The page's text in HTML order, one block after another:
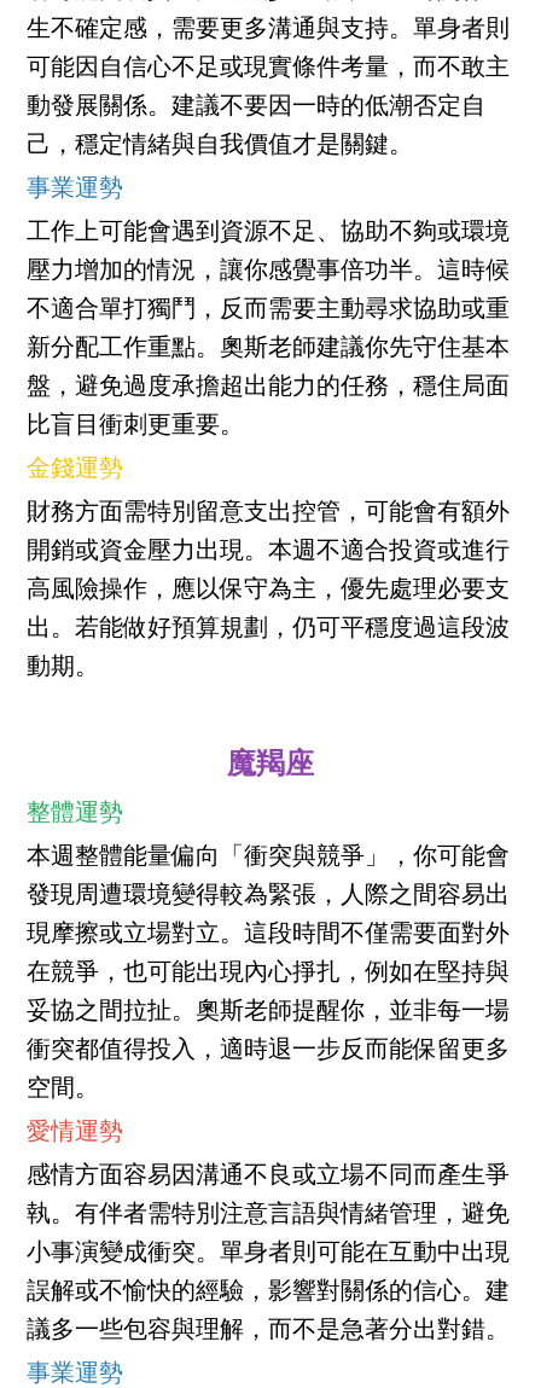
生不確定感，需要更多溝通與支持。單身者則
可能因自信心不足或現實條件考量，而不敢主
動發展關係。建議不要因一時的低潮否定自
己，穩定情緒與自我價值才是關鍵。
事業運勢
工作上可能會遇到資源不足、協助不夠或環境
壓力增加的情況，讓你感覺事倍功半。這時候
不適合單打獨鬥，反而需要主動尋求協助或重
新分配工作重點。奧斯老師建議你先守住基本
盤，避免過度承擔超出能力的任務，穩住局面
比盲目衝刺更重要。
金錢運勢
財務方面需特別留意支出控管，可能會有額外
開銷或資金壓力出現。本週不適合投資或進行
高風險操作，應以保守為主，優先處理必要支
出。若能做好預算規劃，仍可平穩度過這段波
動期。
魔羯座
整體運勢
本週整體能量偏向「衝突與競爭」，你可能會
發現周遭環境變得較為緊張，人際之間容易出
現摩擦或立場對立。這段時間不僅需要面對外
在競爭，也可能出現內心掙扎，例如在堅持與
妥協之間拉扯。奧斯老師提醒你，並非每一場
衝突都值得投入，適時退一步反而能保留更多
空間。
愛情運勢
感情方面容易因溝通不良或立場不同而產生爭
執。有伴者需特別注意言語與情緒管理，避免
小事演變成衝突。單身者則可能在互動中出現
誤解或不愉快的經驗，影響對關係的信心。建
議多一些包容與理解，而不是急著分出對錯。
事業運勢